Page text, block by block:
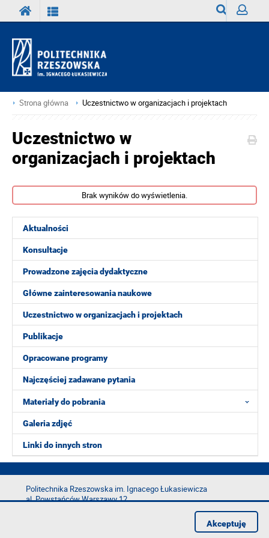
Strona główna Uczestnictwo w organizacjach i projektach
Aktualności
Konsultacje
Prowadzone zajęcia dydaktyczne
Główne zainteresowania naukowe
Uczestnictwo w organizacjach i projektach
Publikacje
Opracowane programy
Najczęściej zadawane pytania
Materiały do pobrania
Galeria zdjęć
Linki do innych stron
Uczestnictwo w
organizacjach i projektach
Brak wyników do wyświetlenia.
Politechnika Rzeszowska im. Ignacego Łukasiewicza
al. Powstańców Warszawy 12
Akceptuję